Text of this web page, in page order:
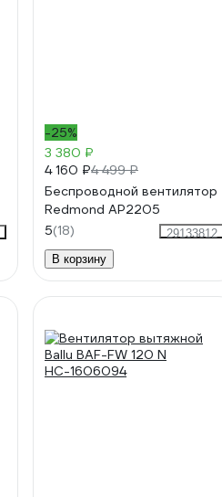
-25%
3 380 ₽
4 160 ₽4 499 ₽
Беспроводной вентилятор
Redmond AP2205
5(18)
29133812
В корзину